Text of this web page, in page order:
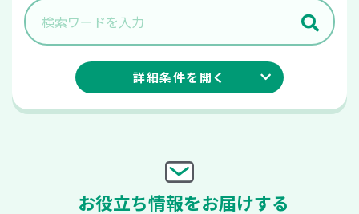
詳細条件を開く
お役立ち情報をお届けする